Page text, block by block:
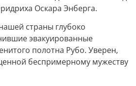
Оскара Энберга.
страны глубоко
эвакуированные
полотна Рубо. Уверен,
беспримерному мужеству